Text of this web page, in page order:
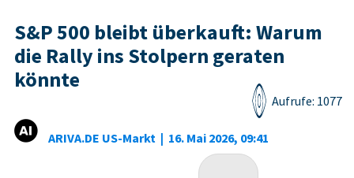
S&P 500 bleibt überkauft: Warum
die Rally ins Stolpern geraten
könnte
ARIVA.DE US-Markt | 16. Mai 2026, 09:41
Aufrufe: 1077